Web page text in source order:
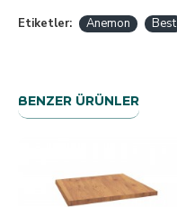
Etiketler: Anemon Best
BENZER ÜRÜNLER